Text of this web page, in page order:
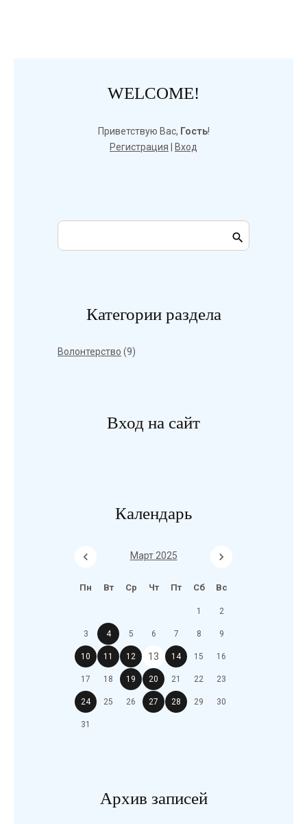
WELCOME!
Приветствую Вас, Гость!
Регистрация
Вход
Категории раздела
Волонтерство (9)
Вход на сайт
Календарь
Март 2025
Пн Вт Ср Чт Пт Сб Вс
1 2
3 4 5 6 7 8 9
10 11 12 13 14 15 16
17 18 19 20 21 22 23
24 25 26 27 28 29 30
31
Архив записей